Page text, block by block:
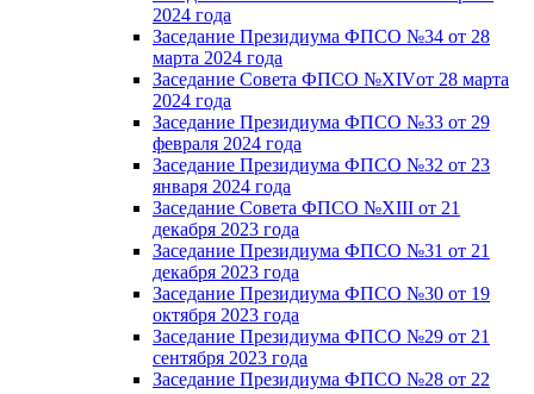
2024 года
Заседание Президиума ФПСО №34 от 28
марта 2024 года
Заседание Совета ФПСО №XIVот 28 марта
2024 года
Заседание Президиума ФПСО №33 от 29
февраля 2024 года
Заседание Президиума ФПСО №32 от 23
января 2024 года
Заседание Совета ФПСО №XIII от 21
декабря 2023 года
Заседание Президиума ФПСО №31 от 21
декабря 2023 года
Заседание Президиума ФПСО №30 от 19
октября 2023 года
Заседание Президиума ФПСО №29 от 21
сентября 2023 года
Заседание Президиума ФПСО №28 от 22